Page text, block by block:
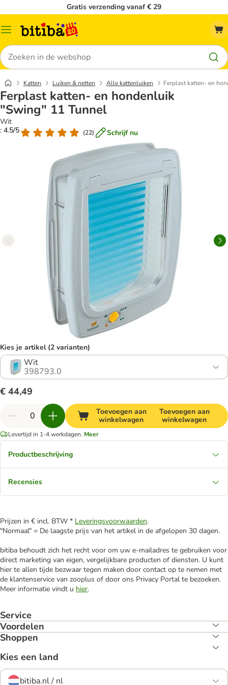
Gratis verzending vanaf € 29
Catalogusmenu
Zoeken
Katten Luiken & netten Alle kattenluiken Ferplast katten- en
Ferplast katten- en hondenluik
"Swing" 11 Tunnel
Wit
: 4.5/5
(22) Schrijf nu
Kies je artikel (2 varianten)
Wit
398793.0
€ 44,49
Toevoegen aan
winkelwagen
Toevoegen aan
winkelwagen
Levertijd in 1-4 werkdagen. Meer
Productbeschrijving
Recensies
Prijzen in € incl. BTW * Leveringsvoorwaarden.
"Normaal" = De laagste prijs van het artikel in de afgelopen 30 dagen.
bitiba behoudt zich het recht voor om uw e-mailadres te gebruiken voor
direct marketing van eigen, vergelijkbare producten of diensten. U kunt
hier te allen tijde bezwaar tegen maken door contact op te nemen met
de klantenservice van zooplus of door ons Privacy Portal te bezoeken.
Meer informatie vindt u hier.
Service
Voordelen
Shoppen
Kies een land
bitiba.nl / nl